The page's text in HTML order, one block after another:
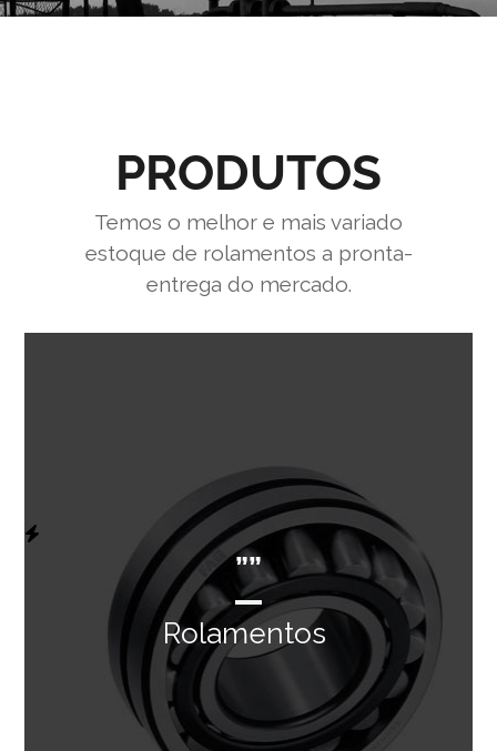
PRODUTOS
Temos o melhor e mais variado
estoque de rolamentos a pronta-
entrega do mercado.
””
Rolamentos